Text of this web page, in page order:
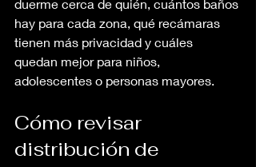
duerme cerca de quién, cuántos baños
hay para cada zona, qué recámaras
tienen más privacidad y cuáles
quedan mejor para niños,
adolescentes o personas mayores.
Cómo revisar
distribución de